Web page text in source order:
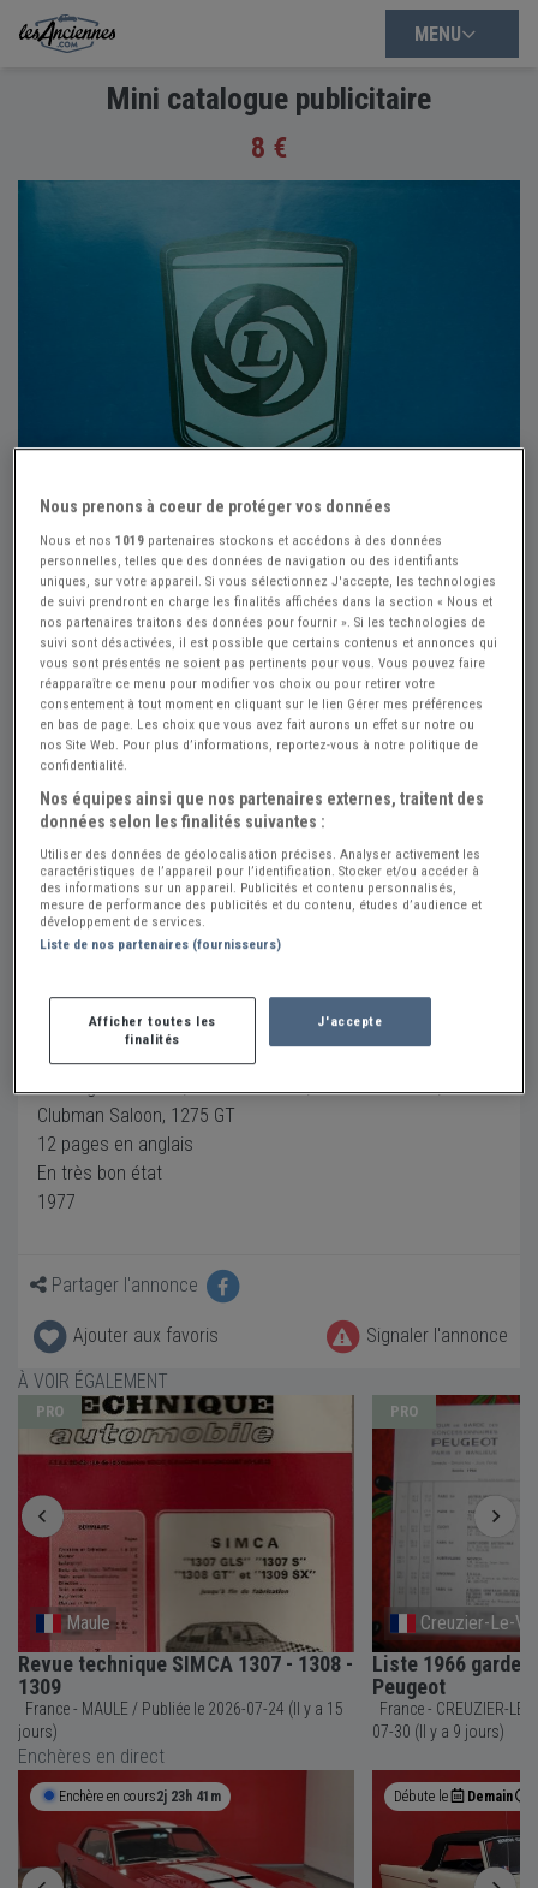
MENU
Mini catalogue publicitaire
8 €
+1
Réf : A755929 Actualisée le : 23/07/2026
Mini catalogue publicitaire
8 €
Vendeur Particulier
Belgique
Envoyer un email
Description
Clubman Saloon, 1275 GT
12 pages en anglais
En très bon état
1977
Partager l'annonce
Ajouter aux favoris
Signaler l'annonce
À VOIR ÉGALEMENT
PRO
Maule
Revue technique SIMCA 1307 - 1308 -
1309
France - MAULE / Publiée le 2026-07-24 (Il y a 15
jours)
PRO
Creuzier-Le-
Liste 1966 garde
Peugeot
France - CREUZIER-LE-VIEUX /
07-30 (Il y a 9 jours)
Enchères en direct
Enchère en cours2j 23h 41m Débute le Demain
Nous prenons à coeur de protéger vos données
Nous et nos1019 partenaires stockons et accédons à des données
personnelles, telles que des données de navigation ou des identifiants
uniques, sur votre appareil. Si vous sélectionnez J'accepte, les technologies
de suivi prendront en charge les finalités affichées dans la section « Nous et
nos partenaires traitons des données pour fournir ». Si les technologies de
suivi sont désactivées, il est possible que certains contenus et annonces qui
vous sont présentés ne soient pas pertinents pour vous. Vous pouvez faire
réapparaître ce menu pour modifier vos choix ou pour retirer votre
consentement à tout moment en cliquant sur le lien Gérer mes préférences
en bas de page. Les choix que vous avez fait aurons un effet sur notre ou
nos Site Web. Pour plus d’informations, reportez-vous à notre politique de
confidentialité.
Nos équipes ainsi que nos partenaires externes, traitent des
données selon les finalités suivantes :
Utiliser des données de géolocalisation précises. Analyser activement les
caractéristiques de l’appareil pour l’identification. Stocker et/ou accéder à
des informations sur un appareil. Publicités et contenu personnalisés,
mesure de performance des publicités et du contenu, études d’audience et
développement de services.
Liste de nos partenaires (fournisseurs)
Afficher toutes les
finalités
J'accepte